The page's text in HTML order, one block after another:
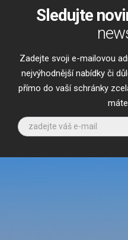
Sledujte
Zadejte svoji e-mailovou
nejvýhodnější nabídky či
přímo do vaší schránky